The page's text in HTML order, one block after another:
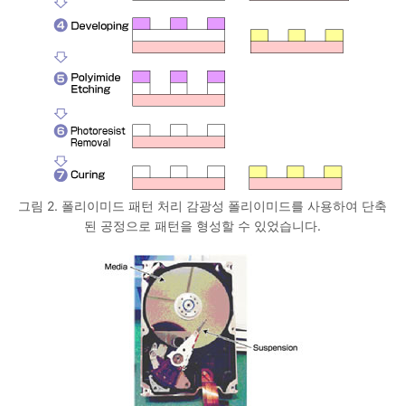
그림 2. 폴리이미드 패턴 처리 감광성 폴리이미드를 사용하여 단축
된 공정으로 패턴을 형성할 수 있었습니다.